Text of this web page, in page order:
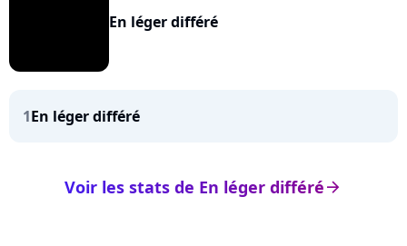
En léger différé
1En léger différé
arrow_right
Voir les stats de En léger différé